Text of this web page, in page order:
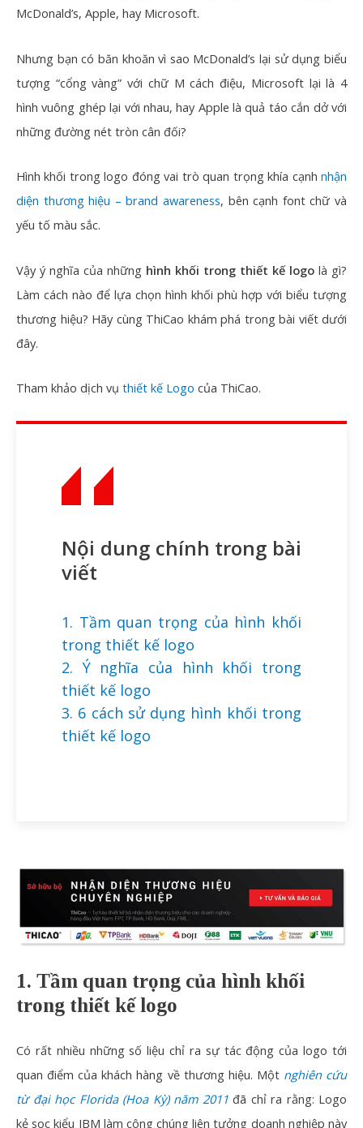
McDonald’s, Apple, hay Microsoft.
Nhưng bạn có băn khoăn vì sao McDonald’s lại sử dụng biểu
tượng “cổng vàng” với chữ M cách điệu, Microsoft lại là 4
hình vuông ghép lại với nhau, hay Apple là quả táo cắn dở với
những đường nét tròn cân đối?
Hình khối trong logo đóng vai trò quan trọng khía cạnh nhận
diện thương hiệu – brand awareness, bên cạnh font chữ và
yếu tố màu sắc.
Vậy ý nghĩa của những hình khối trong thiết kế logo là gì?
Làm cách nào để lựa chọn hình khối phù hợp với biểu tượng
thương hiệu? Hãy cùng ThiCao khám phá trong bài viết dưới
đây.
Tham khảo dịch vụ thiết kế Logo của ThiCao.
Nội dung chính trong bài
viết
1. Tầm quan trọng của hình khối
trong thiết kế logo
2. Ý nghĩa của hình khối trong
thiết kế logo
3. 6 cách sử dụng hình khối trong
thiết kế logo
1. Tầm quan trọng của hình khối
trong thiết kế logo
Có rất nhiều những số liệu chỉ ra sự tác động của logo tới
quan điểm của khách hàng về thương hiệu. Một nghiên cứu
từ đại học Florida (Hoa Kỳ) năm 2011đã chỉ ra rằng: Logo
kẻ sọc kiểu IBM làm công chúng liên tưởng doanh nghiệp này